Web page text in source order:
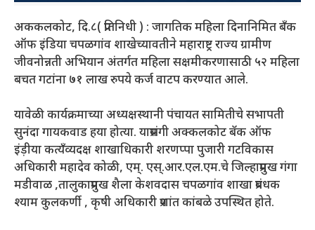
अककलकोट, दि.८( प्रतिनिधी ) : जागतिक महिला दिनानिमित बँक
ऑफ इंडिया चपळगांव शाखेच्यावतीने महाराष्ट्र राज्य ग्रामीण
जीवनोन्नती अभियान अंतर्गत महिला सक्षमीकरणासाठी ५२ महिला
बचत गटांना ७१ लाख रुपये कर्ज वाटप करण्यात आले.
यावेळी कार्यक्रमाच्या अध्यक्षस्थानी पंचायत सामितीचे सभापती
सुनंदा गायकवाड हया होत्या. याप्रसंगी अक्कलकोट बॅक ऑफ
इंड़ीया कत्यँव्यदक्ष शाखाधिकारी शरणप्पा पुजारी गटविकास
अधिकारी महादेव कोळी, एम्. एस्.आर.एल.एम.चे जिल्हाप्रमुख गंगा
मडीवाळ ,तालुकाप्रमुख शैला केशवदास चपळगांव शाखा प्रबंधक
श्याम कुलकर्णी , कृषी अधिकारी प्रशांत कांबळे उपस्थित होते.